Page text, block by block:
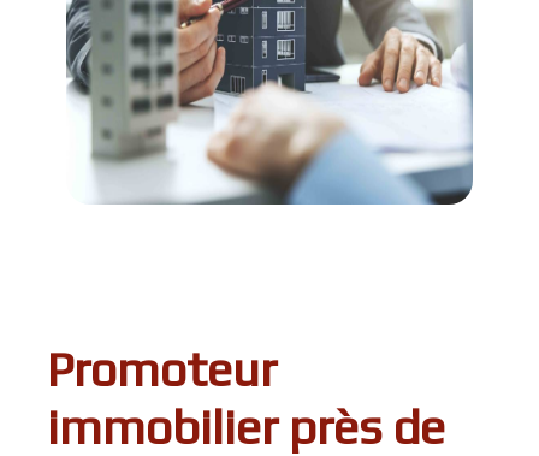
Promoteur
immobilier près de